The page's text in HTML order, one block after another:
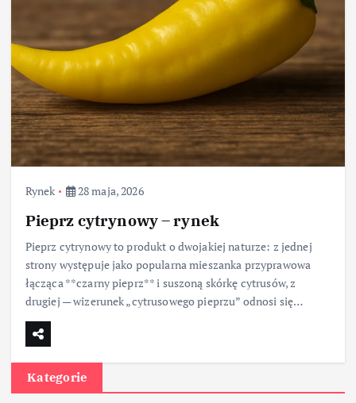
Rynek 28 maja, 2026
Pieprz cytrynowy – rynek
Pieprz cytrynowy to produkt o dwojakiej naturze: z jednej
strony występuje jako popularna mieszanka przyprawowa
łącząca **czarny pieprz** i suszoną skórkę cytrusów, z
drugiej — wizerunek „cytrusowego pieprzu” odnosi się…
Kategorie